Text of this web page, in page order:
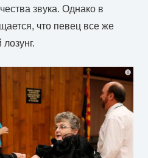
звука. Однако в
что певец все же
i